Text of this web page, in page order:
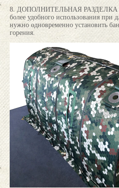
8. ДОПОЛНИТЕЛЬНАЯ РАЗДЕЛКА
более удобного использования при
нужно одновременно установить
горения.